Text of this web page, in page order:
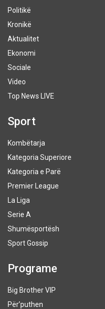
Politikë
Kronikë
Aktualitet
Ekonomi
Sociale
Video
Top News LIVE
Sport
Kombëtarja
Kategoria Superiore
Kategoria e Parë
Premier League
La Liga
Serie A
Shumësportësh
Sport Gossip
Programe
Big Brother VIP
Për’puthen